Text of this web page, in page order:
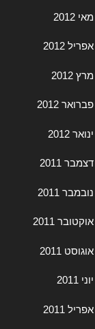
מאי 2012
אפריל 2012
מרץ 2012
פברואר 2012
ינואר 2012
דצמבר 2011
נובמבר 2011
אוקטובר 2011
אוגוסט 2011
יוני 2011
אפריל 2011